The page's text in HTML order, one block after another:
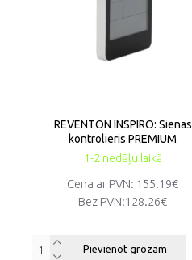
1-2 nedēļu laikā
REVENTON INSPIRO: Sienas
kontrolieris PREMIUM
Cena ar PVN: 155.19€
Bez PVN:128.26€
Pievienot grozam